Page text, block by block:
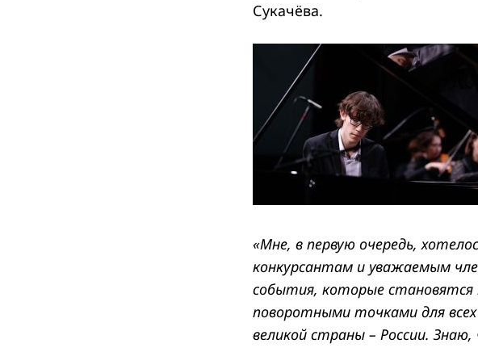
Сукачёва.
«Мне, в первую очередь,
конкурсантам и уважаемым
события, которые
поворотными точками для
великой страны – России.